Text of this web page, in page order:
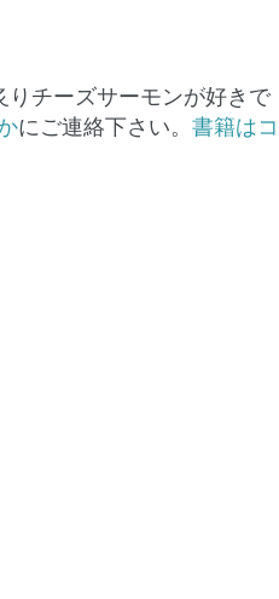
チーズサーモンが好きで
にご連絡下さい。 書籍はコ